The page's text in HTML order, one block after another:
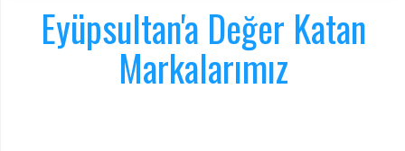
Eyüpsultan'a Değer Katan
Markalarımız